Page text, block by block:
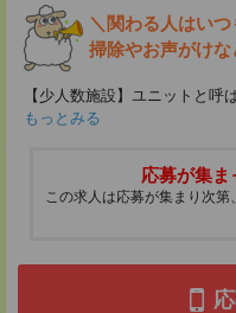
＼関わる人はい
掃除やお声がけ
【少人数施設】ユニットと呼
もっとみる
応募が集ま
この求人は応募が集まり次